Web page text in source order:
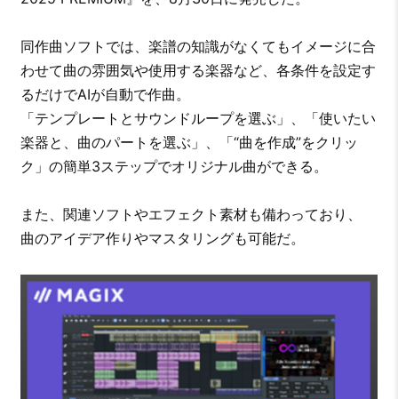
同作曲ソフトでは、楽譜の知識がなくてもイメージに合
わせて曲の雰囲気や使用する楽器など、各条件を設定す
るだけでAIが自動で作曲。
「テンプレートとサウンドループを選ぶ」、「使いたい
楽器と、曲のパートを選ぶ」、「“曲を作成”をクリッ
ク」の簡単3ステップでオリジナル曲ができる。
また、関連ソフトやエフェクト素材も備わっており、
曲のアイデア作りやマスタリングも可能だ。